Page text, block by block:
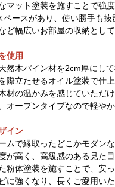
マット塗装を施すことで強度
ースがあり、使い勝手も抜
ど幅広いお部屋の収納として
使用
然木パイン材を2cm厚にして
際立たせるオイル塗装で仕
材の温かみを感じていただけ
オープンタイプなので軽や
イン
ムで縁取ったどこかモダンな
が高く、高級感のある見た目
粉体塗装を施すことで、安
に強くなり、長くご愛用い